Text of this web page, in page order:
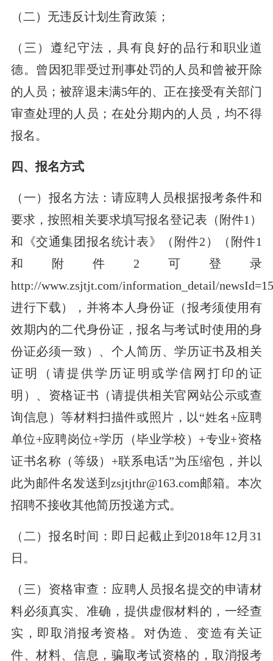
（二）无违反计划生育政策；
（三）遵纪守法，具有良好的品行和职业道
德。曾因犯罪受过刑事处罚的人员和曾被开除
的人员；被辞退未满5年的、正在接受有关部门
审查处理的人员；在处分期内的人员，均不得
报名。
四、报名方式
（一）报名方法：请应聘人员根据报考条件和
要求，按照相关要求填写报名登记表（附件1）
和《交通集团报名统计表》（附件2）（附件1
和附件2可登录
http://www.zsjtjt.com/information_detail/
进行下载），并将本人身份证（报考须使用有
效期内的二代身份证，报名与考试时使用的身
份证必须一致）、个人简历、学历证书及相关
证明（请提供学历证明或学信网打印的证
明）、资格证书（请提供相关官网站公示或查
询信息）等材料扫描件或照片，以“姓名+应聘
单位+应聘岗位+学历（毕业学校）+专业+资格
证书名称（等级）+联系电话”为压缩包，并以
此为邮件名发送到zsjtjthr@163.com邮箱。本次
招聘不接收其他简历投递方式。
（二）报名时间：即日起截止到2018年12月31
日。
（三）资格审查：应聘人员报名提交的申请材
料必须真实、准确，提供虚假材料的，一经查
实，即取消报考资格。对伪造、变造有关证
件、材料、信息，骗取考试资格的，取消报考